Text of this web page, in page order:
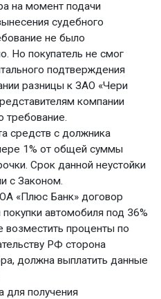
на момент подачи
судебного
не было
Но покупатель не смог
подтверждения
разницы к ЗАО «Чери
компании
требование.
средств с должника
1% от общей суммы
Срок данной неустойки
с Законом.
«Плюс Банк» договор
автомобиля под 36%
возместить проценты по
РФ сторона
должна выплатить данные
для получения